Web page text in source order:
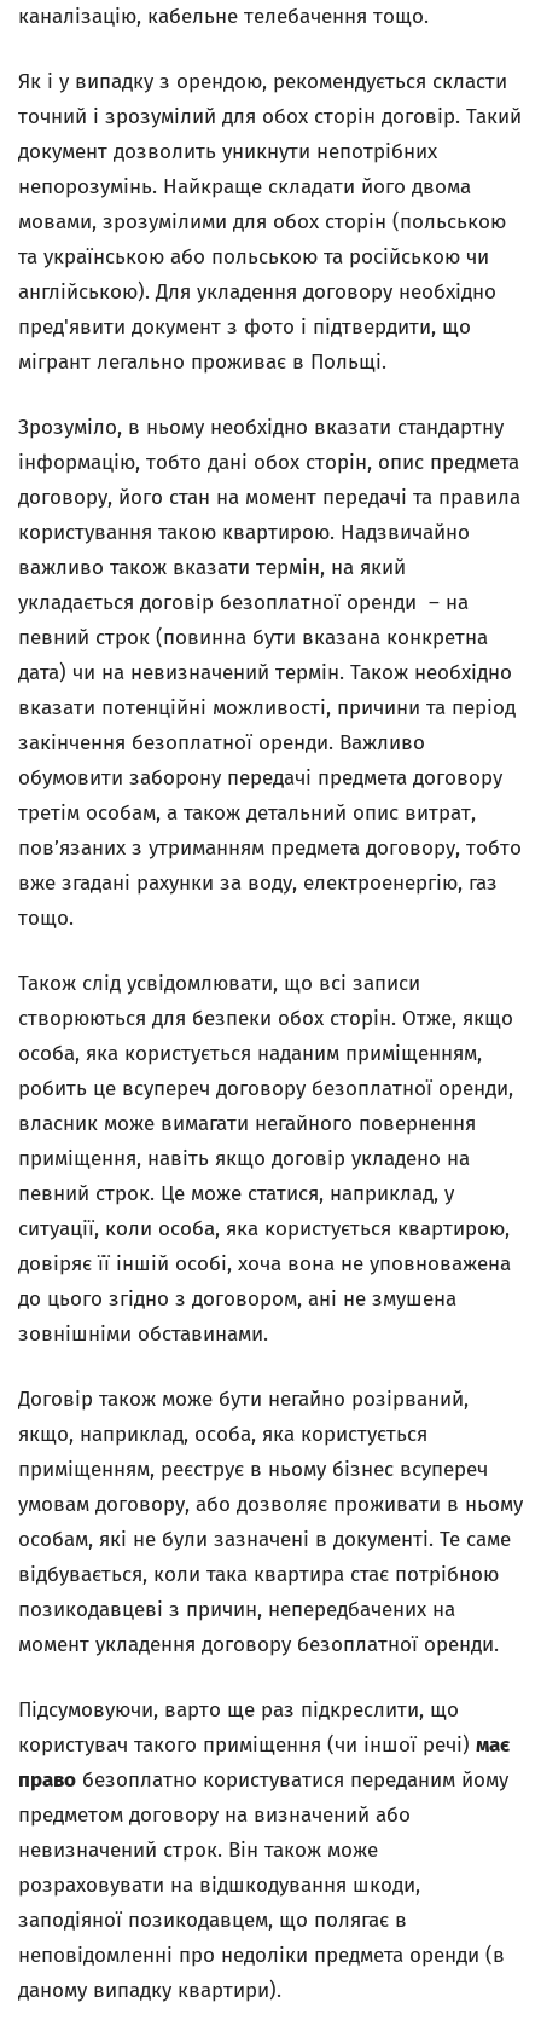
каналізацію, кабельне телебачення тощо.
Як і у випадку з орендою, рекомендується скласти
точний і зрозумілий для обох сторін договір. Такий
документ дозволить уникнути непотрібних
непорозумінь. Найкраще складати його двома
мовами, зрозумілими для обох сторін (польською
та українською або польською та російською чи
англійською). Для укладення договору необхідно
пред'явити документ з фото і підтвердити, що
мігрант легально проживає в Польщі.
Зрозуміло, в ньому необхідно вказати стандартну
інформацію, тобто дані обох сторін, опис предмета
договору, його стан на момент передачі та правила
користування такою квартирою. Надзвичайно
важливо також вказати термін, на який
укладається договір безоплатної оренди – на
певний строк (повинна бути вказана конкретна
дата) чи на невизначений термін. Також необхідно
вказати потенційні можливості, причини та період
закінчення безоплатної оренди. Важливо
обумовити заборону передачі предмета договору
третім особам, а також детальний опис витрат,
пов’язаних з утриманням предмета договору, тобто
вже згадані рахунки за воду, електроенергію, газ
тощо.
Також слід усвідомлювати, що всі записи
створюються для безпеки обох сторін. Отже, якщо
особа, яка користується наданим приміщенням,
робить це всупереч договору безоплатної оренди,
власник може вимагати негайного повернення
приміщення, навіть якщо договір укладено на
певний строк. Це може статися, наприклад, у
ситуації, коли особа, яка користується квартирою,
довіряє її іншій особі, хоча вона не уповноважена
до цього згідно з договором, ані не змушена
зовнішніми обставинами.
Договір також може бути негайно розірваний,
якщо, наприклад, особа, яка користується
приміщенням, реєструє в ньому бізнес всупереч
умовам договору, або дозволяє проживати в ньому
особам, які не були зазначені в документі. Те саме
відбувається, коли така квартира стає потрібною
позикодавцеві з причин, непередбачених на
момент укладення договору безоплатної оренди.
Підсумовуючи, варто ще раз підкреслити, що
користувач такого приміщення (чи іншої речі) має
право безоплатно користуватися переданим йому
предметом договору на визначений або
невизначений строк. Він також може
розраховувати на відшкодування шкоди,
заподіяної позикодавцем, що полягає в
неповідомленні про недоліки предмета оренди (в
даному випадку квартири).